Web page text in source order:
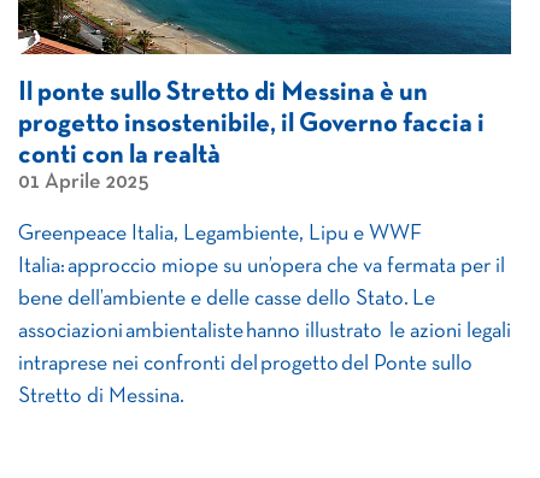
Il ponte sullo Stretto di Messina è un
progetto insostenibile, il Governo faccia i
conti con la realtà
01 Aprile 2025
Greenpeace Italia, Legambiente, Lipu e WWF
Italia: approccio miope su un’opera che va fermata per il
bene dell’ambiente e delle casse dello Stato. Le
associazioni ambientaliste hanno illustrato le azioni legali
intraprese nei confronti del progetto del Ponte sullo
Stretto di Messina.